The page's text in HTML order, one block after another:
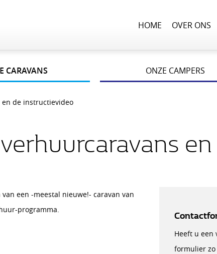
HOME OVER ONS
CARAVANS ONZE CAMPERS
de instructievideo
een -meestal nieuwe!- caravan van
programma.
Heeft u een
formulier zo